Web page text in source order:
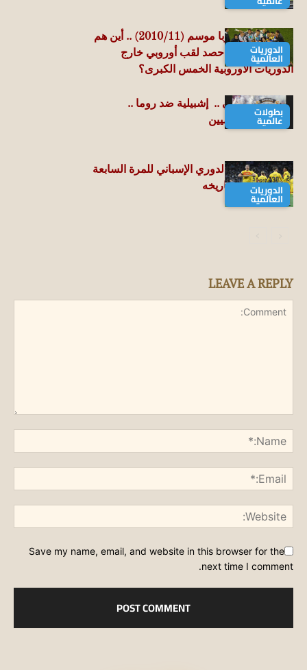
الدوريات
العالمية
بورتو .. بطل أوربا موسم (2010/11) .. أين هم
لاعبو آخر فريق حصد لقب أوروبي خارج
الدوريات الأوروبية الخمس الكبرى؟
بطولات
عالمية
الدوري الأوروبي .. إشبيلية ضد روما ..
واكتساح الأندلسيين
الدوريات
العالمية
برشلونة.. بطل الدوري الإسباني للمرة السابعة
والعشرين في تاريخه
LEAVE A REPLY
Save my name, email, and website in this browser for the
next time I comment.